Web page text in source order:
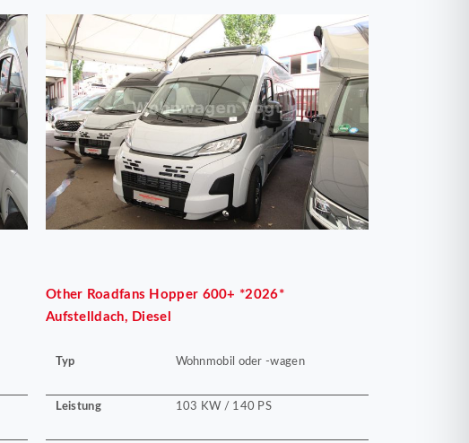
Other Roadfans Hopper 600+ *2026*
Aufstelldach, Diesel
Typ Wohnmobil oder -wagen
Leistung 103 KW / 140 PS